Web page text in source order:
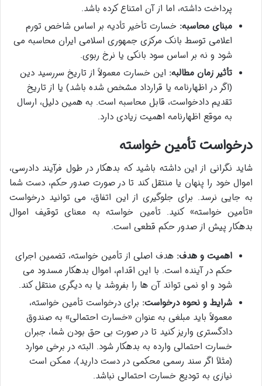
پرداخت داشته، اما از آن امتناع کرده باشد.
مبنای محاسبه: خسارت تأخیر تأدیه بر اساس شاخص تورم
اعلامی توسط بانک مرکزی جمهوری اسلامی ایران محاسبه می
شود و نه بر اساس سود بانکی یا نرخ ربوی.
تأثیر زمان مطالبه: این خسارت معمولاً از تاریخ سررسید دین
(اگر در اظهارنامه یا قرارداد مشخص شده باشد) یا از تاریخ
تقدیم دادخواست، قابل محاسبه است. به همین دلیل، ارسال
به موقع اظهارنامه اهمیت زیادی دارد.
درخواست تأمین خواسته
شاید نگرانی از این داشته باشید که بدهکار در طول فرآیند دادرسی،
اموال خود را پنهان یا منتقل کند تا در صورت صدور حکم، دست شما
به جایی نرسد. برای جلوگیری از این اتفاق، می توانید درخواست
«تأمین خواسته» کنید. تأمین خواسته به معنای توقیف اموال
بدهکار پیش از صدور حکم قطعی است.
اهمیت و هدف: هدف اصلی از تأمین خواسته، تضمین اجرای
حکم در آینده است. با این اقدام، اموال بدهکار مسدود می
شود و او نمی تواند آن ها را بفروشد یا به دیگری منتقل کند.
شرایط و نحوه درخواست: برای درخواست تأمین خواسته،
معمولاً باید مبلغی به عنوان «خسارت احتمالی» به صندوق
دادگستری واریز کنید تا در صورت بی حق بودن شما، جبران
خسارت احتمالی وارده به بدهکار شود. البته در برخی موارد
(مثلاً اگر سند رسمی محکمی در دست دارید)، ممکن است
نیازی به تودیع خسارت احتمالی نباشد.